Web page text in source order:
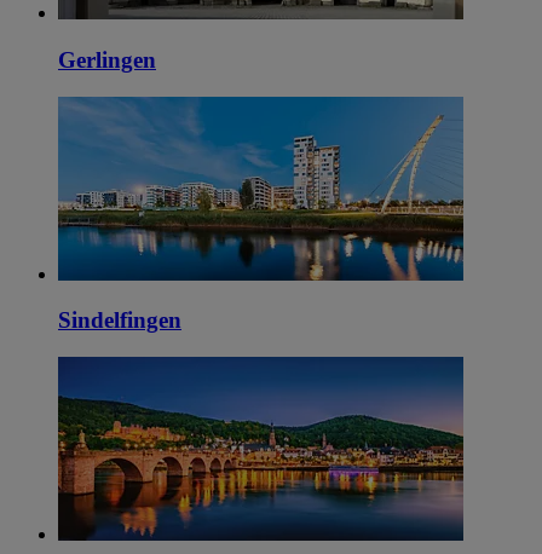
Gerlingen
Sindelfingen